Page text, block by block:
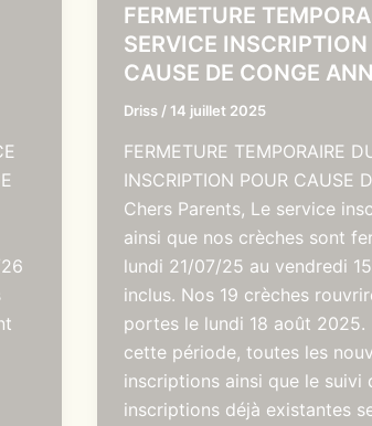
FERMETURE
SERVICE
CAUSE DE CONGE
Driss / 14 juillet 2025
FERMETURE TEMPORAIRE
INSCRIPTION POUR CAUSE
Chers Parents, Le service
ainsi que nos crèches sont
lundi 21/07/25 au vendredi
inclus. Nos 19 crèches
portes le lundi 18 août
cette période, toutes les
inscriptions ainsi que le suivi
inscriptions déjà existantes